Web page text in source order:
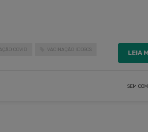
COVID VACINAÇÃO IDOSOS LEIA
SEM